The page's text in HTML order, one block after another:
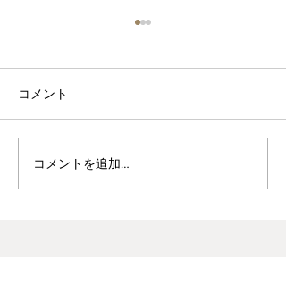
ヘス&あかね夫妻 ２人展
コメント
コメントを追加…